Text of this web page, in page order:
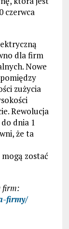
czerwca
dla firm
Nowe
zużycia
Rewolucja
dnia 1
że ta
zostać
firm:
firmy/